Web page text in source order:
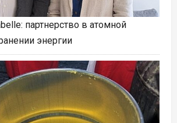
партнерство в атомной
энергии